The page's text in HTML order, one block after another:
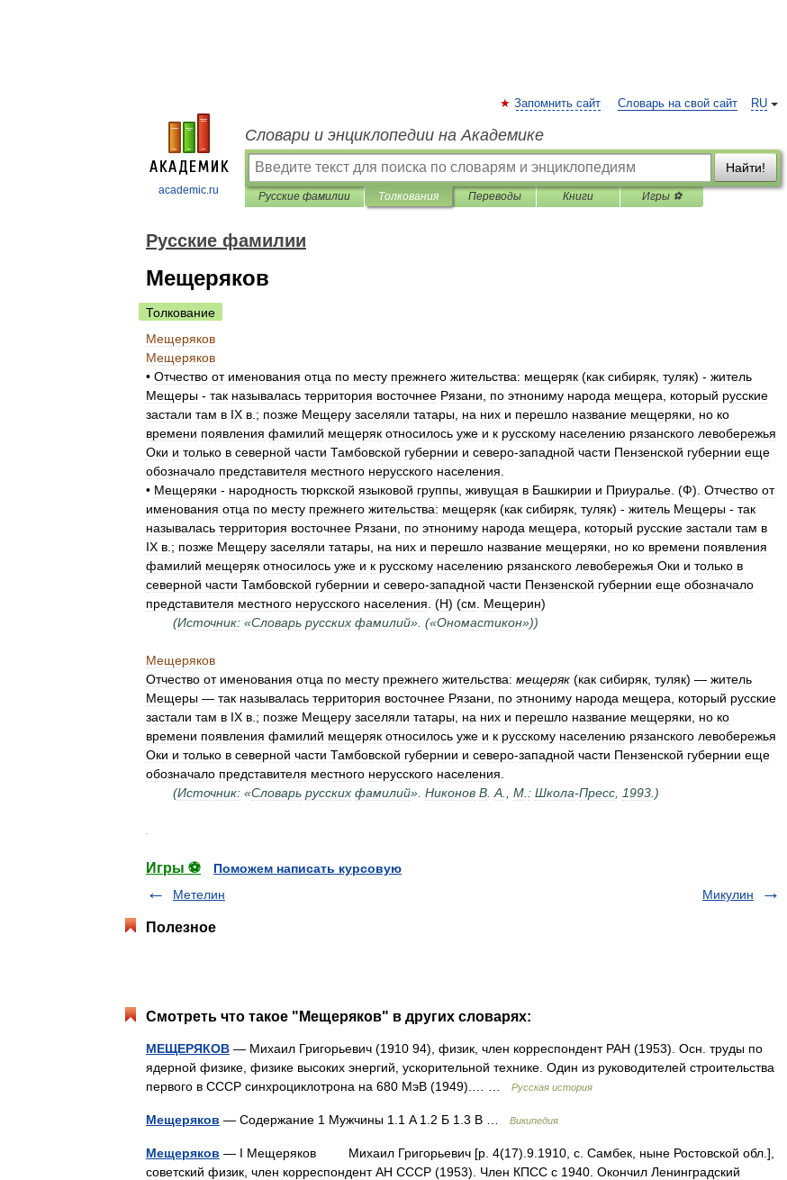
academic.ru
RU
Запомнить сайт Словарь на свой сайт
Словари и энциклопедии на Академике
Найти!
Русские фамилии Толкования Переводы Книги Игры ⚽
Русские фамилии
Мещеряков
Толкование
Мещеряков
Мещеряков
• Отчество от именования отца по месту прежнего жительства: мещеряк (как сибиряк туляк) - житель
Мещеры - так называлась территория восточнее Рязани по этнониму народа мещера который русские
застали там в IX в .; позже Мещеру заселяли татары на них и перешло название мещеряки но ко
времени появления фамилий мещеряк относилось уже и к русскому населению рязанского левобережья
Оки и только в северной части Тамбовской губернии и северо-западной части Пензенской губернии еще
обозначало представителя местного нерусского населения
• Мещеряки - народность тюркской языковой группы живущая в Башкирии и Приуралье . (Ф). Отчество от
именования отца по месту прежнего жительства: мещеряк (как сибиряк туляк) - житель Мещеры - так
называлась территория восточнее Рязани по этнониму народа мещера который русские застали там в
IX в .; позже Мещеру заселяли татары на них и перешло название мещеряки но ко времени появления
фамилий мещеряк относилось уже и к русскому населению рязанского левобережья Оки и только в
северной части Тамбовской губернии и северо-западной части Пензенской губернии еще обозначало
представителя местного нерусского населения . (Н) (см Мещерин)
(Источник: «Словарь русских фамилий». («Ономастикон»))
Мещеряков
Отчество от именования отца по месту прежнего жительства: мещеряк (как сибиряк туляк) — житель
Мещеры — так называлась территория восточнее Рязани по этнониму народа мещера который русские
застали там в IX в .; позже Мещеру заселяли татары на них и перешло название мещеряки но ко
времени появления фамилий мещеряк относилось уже и к русскому населению рязанского левобережья
Оки и только в северной части Тамбовской губернии и северо-западной части Пензенской губернии еще
обозначало представителя местного нерусского населения
(Источник: «Словарь русских фамилий». Никонов В А М : Школа-Пресс 1993 .)
Игры ⚽
Поможем написать курсовую
Метелин
Микулин
Полезное
Смотреть что такое "Мещеряков" в других словарях:
МЕЩЕРЯКОВ — Михаил Григорьевич (1910 94), физик, член корреспондент РАН (1953). Осн. труды по
ядерной физике, физике высоких энергий, ускорительной технике. Один из руководителей строительства
первого в СССР синхроциклотрона на 680 МэВ (1949).… …
Русская история
Мещеряков — Содержание 1 Мужчины 1.1 A 1.2 Б 1.3 В … Википедия
Мещеряков — I Мещеряков Михаил Григорьевич [р. 4(17).9.1910, с. Самбек, ныне Ростовской обл.],
советский физик, член корреспондент АН СССР (1953). Член КПСС с 1940. Окончил Ленинградский